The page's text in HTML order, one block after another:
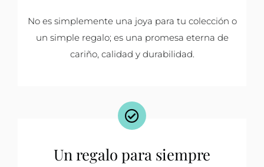
No es simplemente una joya para tu colección o
un simple regalo; es una promesa eterna de
cariño, calidad y durabilidad.
Un regalo para siempre